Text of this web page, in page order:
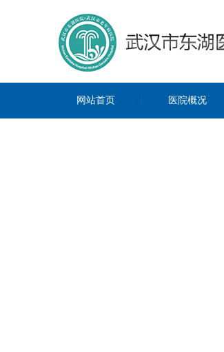
网站首页 医院概况